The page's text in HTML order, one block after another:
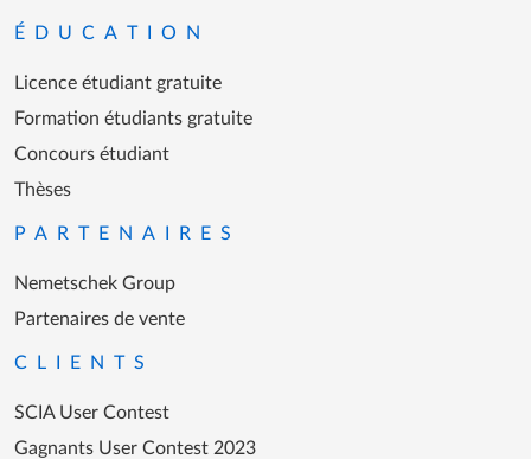
ÉDUCATION
Licence étudiant gratuite
Formation étudiants gratuite
Concours étudiant
Thèses
PARTENAIRES
Nemetschek Group
Partenaires de vente
CLIENTS
SCIA User Contest
Gagnants User Contest 2023